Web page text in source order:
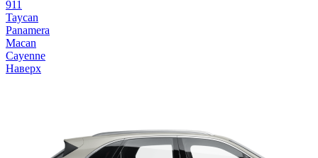
911
Taycan
Panamera
Macan
Cayenne
Наверх